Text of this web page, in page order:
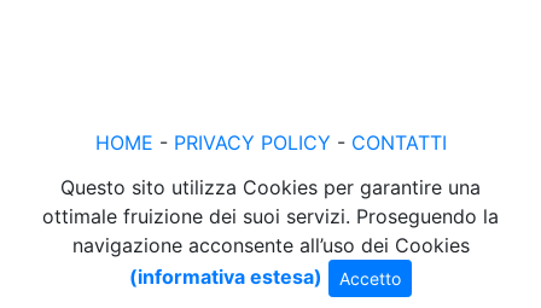
HOME - PRIVACY POLICY - CONTATTI
Questo sito utilizza Cookies per garantire una
ottimale fruizione dei suoi servizi. Proseguendo la
navigazione acconsente all’uso dei Cookies
(informativa estesa)
Accetto